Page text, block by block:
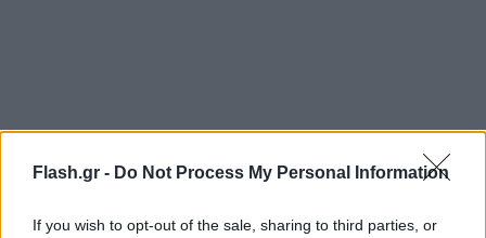
Flash.gr - Do Not Process My Personal Information
If you wish to opt-out of the sale, sharing to third parties, or